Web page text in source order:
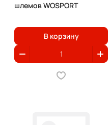
шлемов WOSPORT
В корзину